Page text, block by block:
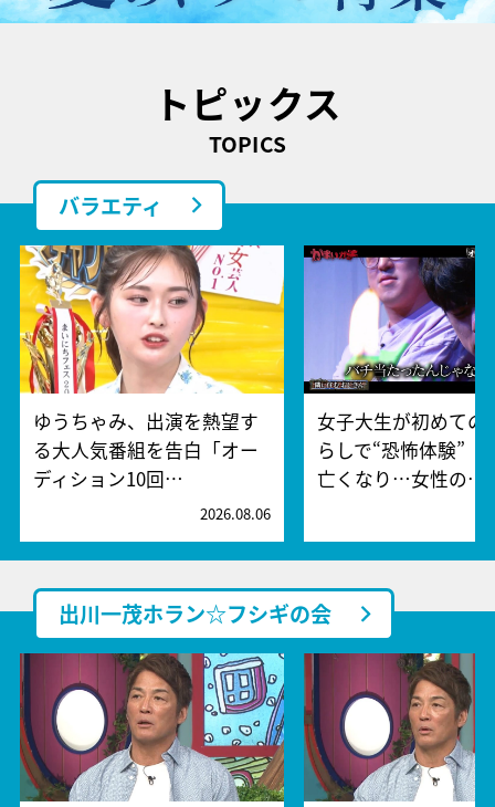
トピックス
TOPICS
バラエティ
ゆうちゃみ、出演を熱望す
る大人気番組を告白「オー
ディション10回…
2026.08.06
女子大生が初めての
らしで“恐怖体験”
亡くなり…女性の…
出川一茂ホラン☆フシギの会